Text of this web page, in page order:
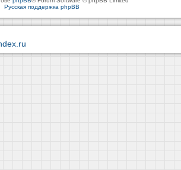
Русская поддержка phpBB